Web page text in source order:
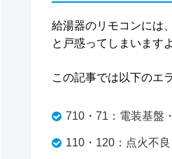
給湯器のリモコンには
と戸惑ってしまいますよ
この記事では以下のエ
710・71：電装基盤
110・120：点火不